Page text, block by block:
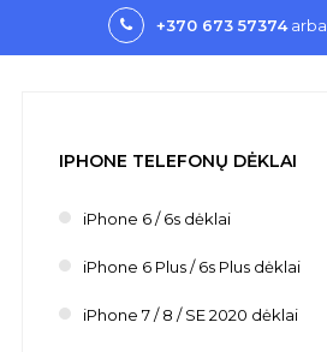
+370 673 57374arba
IPHONE TELEFONŲ DĖKLAI
iPhone 6 / 6s dėklai
iPhone 6 Plus / 6s Plus dėklai
iPhone 7 / 8 / SE 2020 dėklai